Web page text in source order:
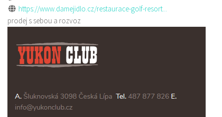
https://www.damejidlo.cz/restaurace-golf-resort...
prodej s sebou a rozvoz